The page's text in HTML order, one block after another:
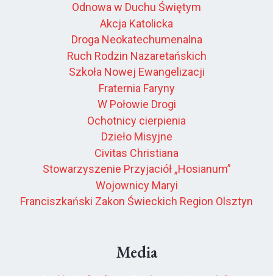
Odnowa w Duchu Świętym
Akcja Katolicka
Droga Neokatechumenalna
Ruch Rodzin Nazaretańskich
Szkoła Nowej Ewangelizacji
Fraternia Faryny
W Połowie Drogi
Ochotnicy cierpienia
Dzieło Misyjne
Civitas Christiana
Stowarzyszenie Przyjaciół „Hosianum”
Wojownicy Maryi
Franciszkański Zakon Świeckich Region Olsztyn
Media